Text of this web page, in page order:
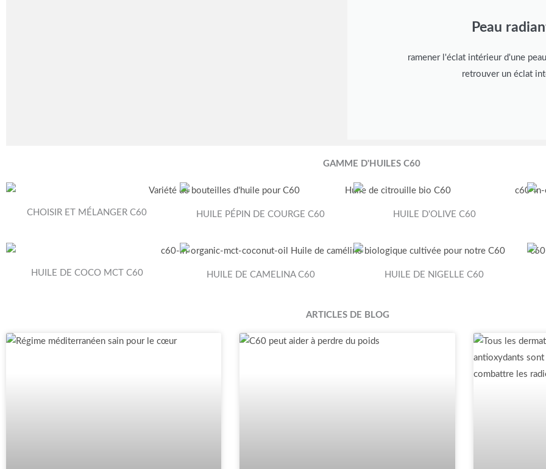
Peau
ramener l'éclat intérieur d'une
retrouver un éclat
GAMME D'HUILES C60
CHOISIR ET MÉLANGER C60 HUILE PÉPIN DE COURGE C60 HUILE D'OLIVE C60
HUILE DE COCO MCT C60 HUILE DE CAMELINA C60 HUILE DE NIGELLE C60
ARTICLES DE BLOG